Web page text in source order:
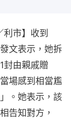
利市】收到
文表示，她拆
封由親戚贈
場感到相當尷
。她表示，該
告知對方，